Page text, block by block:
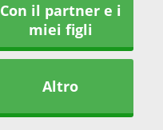
Con il partner e i
miei figli
Altro